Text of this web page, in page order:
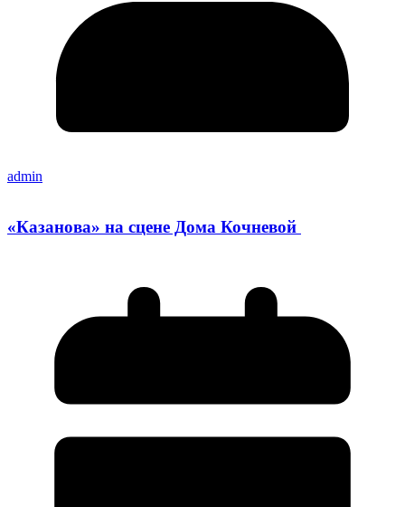
admin
«Казанова» на сцене Дома Кочневой